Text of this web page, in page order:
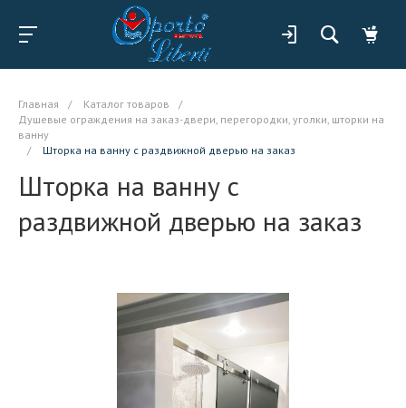
Главная / Каталог товаров
/
Душевые ограждения на заказ-двери, перегородки, уголки, шторки на
ванну
/
Шторка на ванну с раздвижной дверью на заказ
Шторка на ванну с
раздвижной дверью на заказ